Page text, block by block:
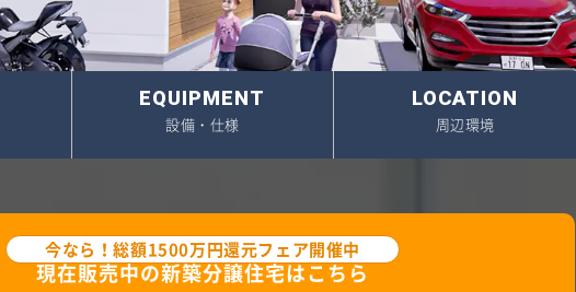
EQUIPMENT
設備・仕様
LOCATION
周辺環境
今なら！総額1500万円還元フェア開催中
現在販売中の新築分譲住宅はこちら